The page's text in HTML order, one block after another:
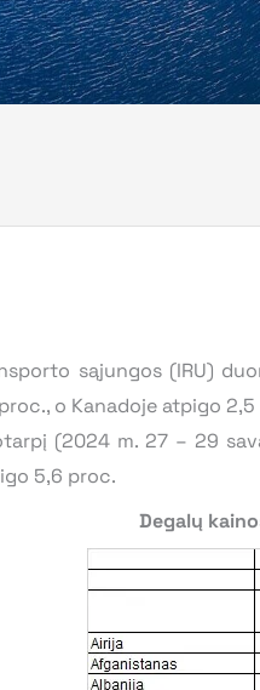
sąjungos (IRU)
o Kanadoje atpigo
(2024 m. 27 – 29
5,6 proc.
Degalų